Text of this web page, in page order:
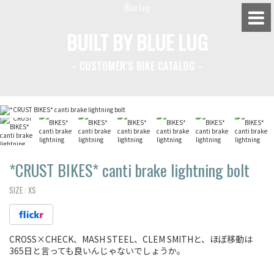
*CRUST BIKES*canti brake lightning bolt
SIZE : XS
CROSS×CHECK、MASH STEEL、CLEM SMITHと、ほぼ移動は
365日と言っても良いんじゃないでしょうか。
BLUE LUG KAMIUMA
BLUE LUG YOYOGI PARK
Fixed Gear / Single Speed